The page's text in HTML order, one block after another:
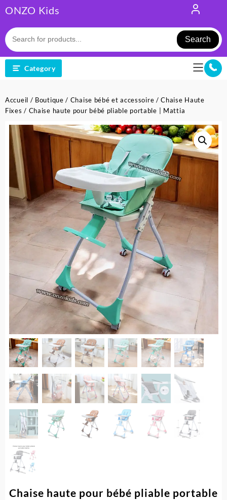
to
content
ONZO Kids
Search
Category
Accueil / Boutique / Chaise bébé et accessoire /Chaise Haute
Fixes / Chaise haute pour bébé pliable portable | Mattia
Chaise haute pour bébé pliable portable